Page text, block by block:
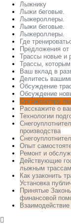
Лыжнику
Лыжи беговые.
Лыжероллеры.
Лыжи беговые.
Лыжероллеры.
Где
Предложения
Трассы новые и
Трассы, которым
Ваш вклад в
Делитесь
Обсуждение
Обсуждение
Организатору
Расскажите о
Технологии
производства
Опыт
Ремонт и
Действующие
лыжным трассам
Как узаконить
Установка
Принятые
финансовой